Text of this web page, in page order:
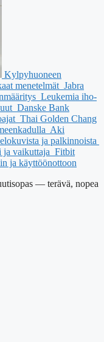
Kylpyhuoneen
menetelmät Jabra
Leukemia iho-
Danske Bank
Thai Golden Chang
Aki
ja palkinnoista
vaikuttaja Fitbit
ja käyttöönottoon
— terävä, nopea